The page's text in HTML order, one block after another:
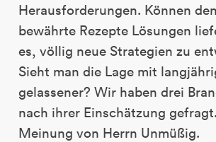
Herausforderungen. Können
bewährte Rezepte Lösungen
es, völlig neue Strategien zu
Sieht man die Lage mit
gelassener? Wir haben drei
nach ihrer Einschätzung
Meinung von Herrn Unmüßig.